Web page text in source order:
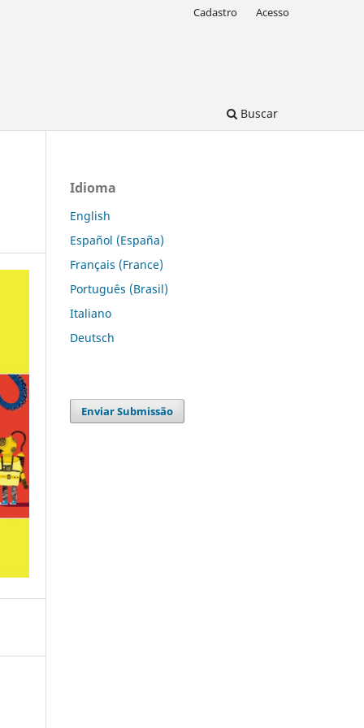
Buscar
Cadastro Acesso
Idioma
English
Español (España)
Français (France)
Português (Brasil)
Italiano
Deutsch
Enviar Submissão